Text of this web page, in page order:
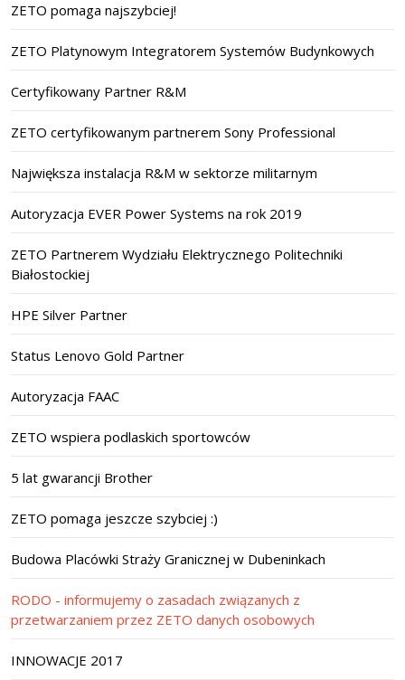
ZETO pomaga najszybciej!
ZETO Platynowym Integratorem Systemów Budynkowych
Certyfikowany Partner R&M
ZETO certyfikowanym partnerem Sony Professional
Największa instalacja R&M w sektorze militarnym
Autoryzacja EVER Power Systems na rok 2019
ZETO Partnerem Wydziału Elektrycznego Politechniki
Białostockiej
HPE Silver Partner
Status Lenovo Gold Partner
Autoryzacja FAAC
ZETO wspiera podlaskich sportowców
5 lat gwarancji Brother
ZETO pomaga jeszcze szybciej :)
Budowa Placówki Straży Granicznej w Dubeninkach
RODO - informujemy o zasadach związanych z
przetwarzaniem przez ZETO danych osobowych
INNOWACJE 2017